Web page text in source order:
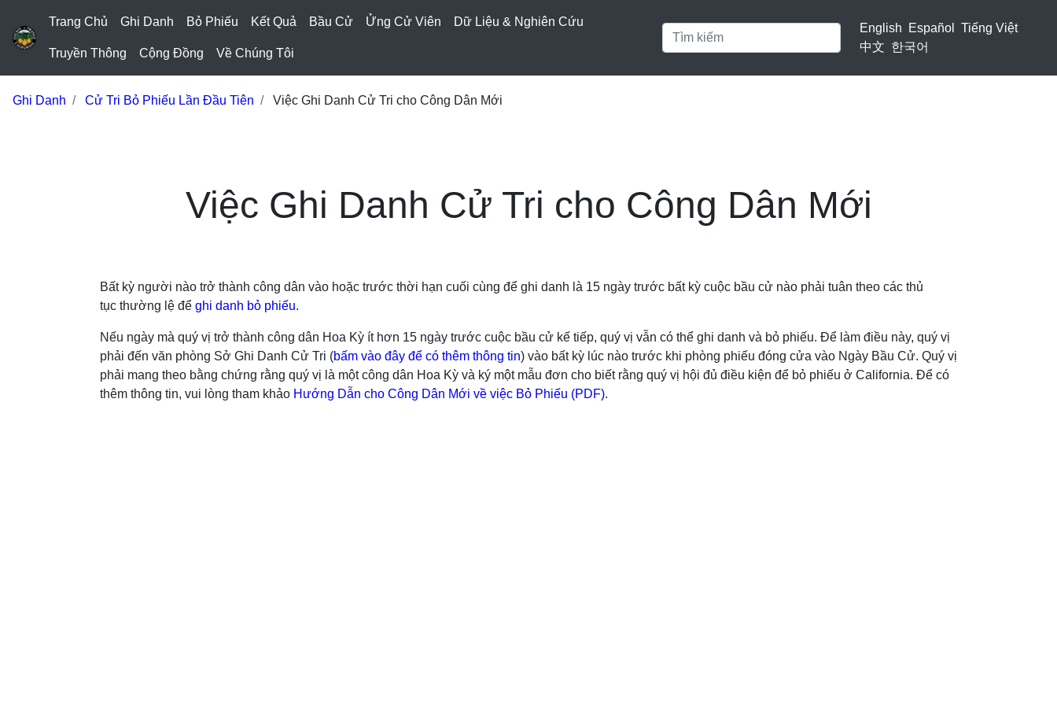
Trang Chủ Ghi Danh Bỏ Phiếu Kết Quả Bầu Cử Ửng Cử Viên Dữ Liệu & Nghiên Cứu
Truyền Thông Cộng Đồng Về Chúng Tôi
English Español
Tiếng Việt
中文 한국어
Ghi Danh Cử Tri Bỏ Phiếu Lần Đầu Tiên Việc Ghi Danh Cử Tri cho Công Dân Mới
Việc Ghi Danh Cử Tri cho Công Dân Mới
Bất kỳ người nào trở thành công dân vào hoặc trước thời hạn cuối cùng để ghi danh là 15 ngày trước bất kỳ cuộc bầu cử nào phải tuân theo các thủ
tục thường lệ để ghi danh bỏ phiếu.
Nếu ngày mà quý vị trở thành công dân Hoa Kỳ ít hơn 15 ngày trước cuộc bầu cử kế tiếp, quý vị vẫn có thể ghi danh và bỏ phiếu. Để làm điều này, quý vị
phải đến văn phòng Sở Ghi Danh Cử Tri (bấm vào đây để có thêm thông tin) vào bất kỳ lúc nào trước khi phòng phiếu đóng cửa vào Ngày Bầu Cử. Quý vị
phải mang theo bằng chứng rằng quý vị là một công dân Hoa Kỳ và ký một mẫu đơn cho biết rằng quý vị hội đủ điều kiện để bỏ phiếu ở California. Để có
thêm thông tin, vui lòng tham khảo Hướng Dẫn cho Công Dân Mới về việc Bỏ Phiếu (PDF).